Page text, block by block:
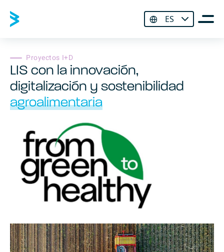
ES
Proyectos I+D
LIS con la innovación,
digitalización y sostenibilidad
agroalimentaria